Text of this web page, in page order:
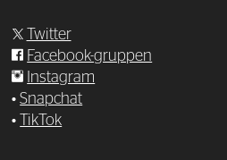
Twitter
Facebook-gruppen
Instagram
•Snapchat
•
TikTok